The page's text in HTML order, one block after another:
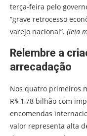
terça-feira pelo
“grave retrocesso
varejo nacional”. (leia
Relembre a
arrecadação
Nos quatro primeiros
R$ 1,78 bilhão com
encomendas
valor representa alta